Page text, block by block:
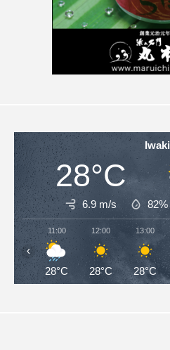
Iwaki
28°C
6.9 m/s 82%
11:00
28°C
12:00
28°C
13:00
28°C
‹